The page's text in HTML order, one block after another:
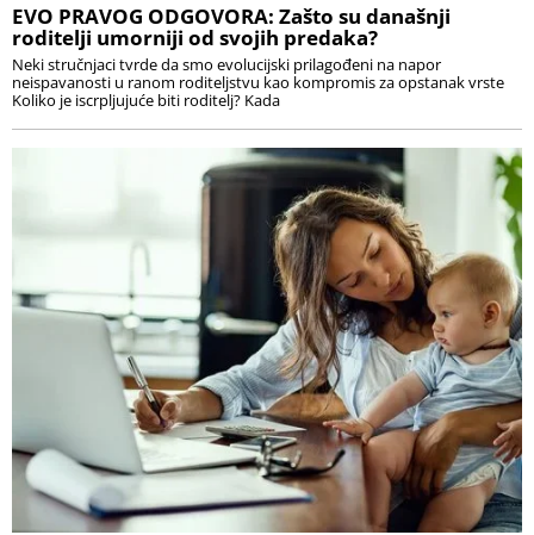
EVO PRAVOG ODGOVORA: Zašto su današnji
roditelji umorniji od svojih predaka?
Neki stručnjaci tvrde da smo evolucijski prilagođeni na napor
neispavanosti u ranom roditeljstvu kao kompromis za opstanak vrste
Koliko je iscrpljujuće biti roditelj? Kada